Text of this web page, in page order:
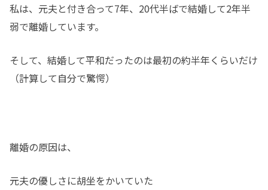
私は、元夫と付き合って7年、20代半ばで結婚して2年半
弱で離婚しています。
そして、結婚して平和だったのは最初の約半年くらいだけ
（計算して自分で驚愕）
離婚の原因は、
元夫の優しさに胡坐をかいていた